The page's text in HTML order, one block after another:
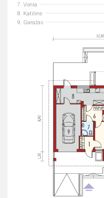
7. Vonia
8. Katilinė
9. Garažas